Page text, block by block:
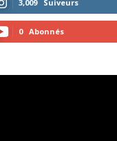
3,009 Suiveurs
0 Abonnés